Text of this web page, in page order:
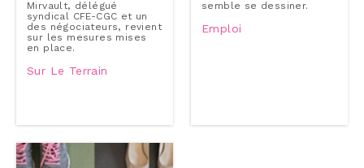
Mirvault, délégué
syndical CFE-CGC et un
des né­go­cia­teurs, revient
sur les mesures mises
en place.
Sur Le Terrain
semble se dessiner.
Emploi